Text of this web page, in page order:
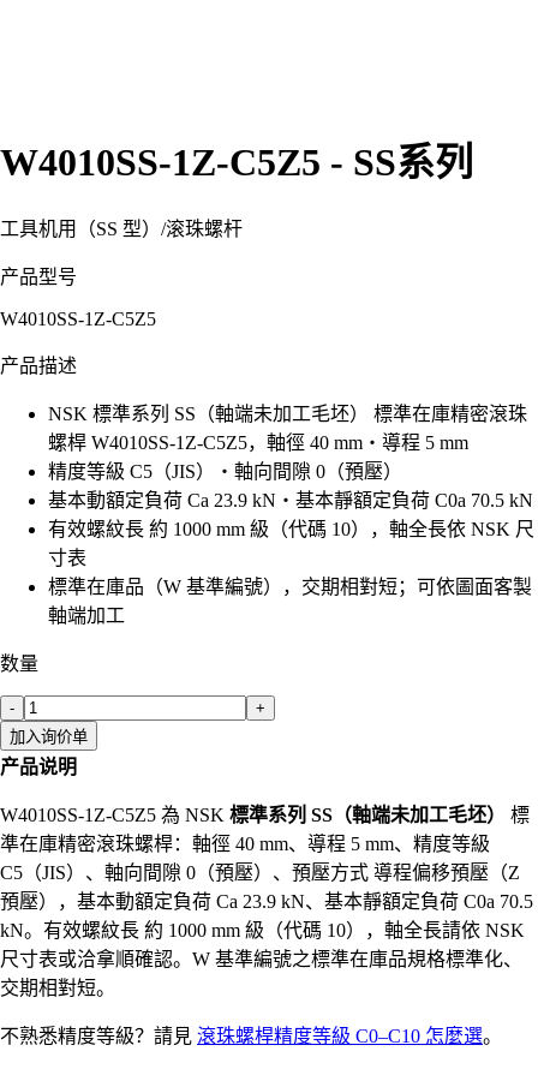
W4010SS-1Z-C5Z5 - SS系列
工具机用（SS 型） /滚珠螺杆
产品型号
W4010SS-1Z-C5Z5
产品描述
NSK 標準系列 SS（軸端未加工毛坯） 標準在庫精密滾珠
螺桿 W4010SS-1Z-C5Z5，軸徑 40 mm・導程 5 mm
精度等級 C5（JIS）・軸向間隙 0（預壓）
基本動額定負荷 Ca 23.9 kN・基本靜額定負荷 C0a 70.5 kN
有效螺紋長 約 1000 mm 級（代碼 10），軸全長依 NSK 尺
寸表
標準在庫品（W 基準編號），交期相對短；可依圖面客製
軸端加工
数量
-
+
加入询价单
产品说明
W4010SS-1Z-C5Z5 為 NSK 標準系列 SS（軸端未加工毛坯）
標
準在庫精密滾珠螺桿：軸徑 40 mm、導程 5 mm、精度等級
C5（JIS）、軸向間隙 0（預壓）、預壓方式 導程偏移預壓（Z
預壓），基本動額定負荷 Ca 23.9 kN、基本靜額定負荷 C0a 70.5
kN。有效螺紋長 約 1000 mm 級（代碼 10），軸全長請依 NSK
尺寸表或洽拿順確認。W 基準編號之標準在庫品規格標準化、
交期相對短。
不熟悉精度等級？請見 滾珠螺桿精度等級 C0–C10 怎麼選。